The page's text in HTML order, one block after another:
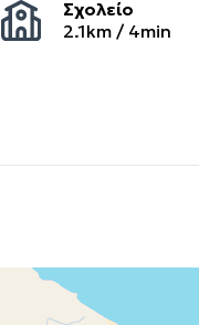
Σχολείο
2.1km / 4min